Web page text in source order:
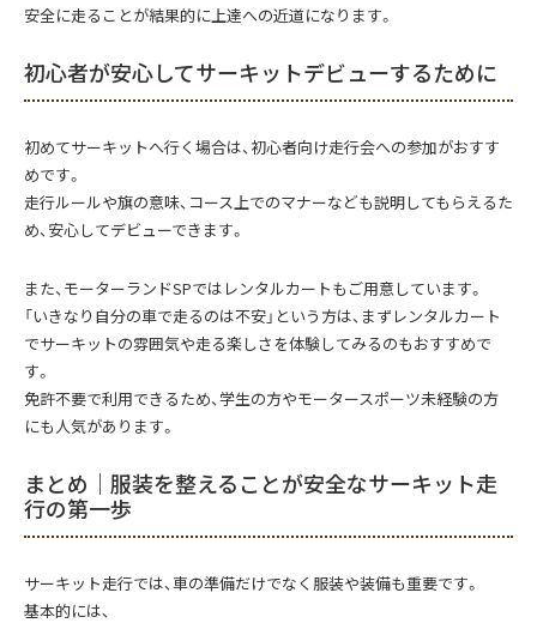
安全に走ることが結果的に上達への近道になります。
初心者が安心してサーキットデビューするために
初めてサーキットへ行く場合は、初心者向け走行会への参加がおすす
めです。
走行ルールや旗の意味、コース上でのマナーなども説明してもらえるた
め、安心してデビューできます。
また、モーターランドSPではレンタルカートもご用意しています。
「いきなり自分の車で走るのは不安」という方は、まずレンタルカート
でサーキットの雰囲気や走る楽しさを体験してみるのもおすすめで
す。
免許不要で利用できるため、学生の方やモータースポーツ未経験の方
にも人気があります。
まとめ｜服装を整えることが安全なサーキット走
行の第一歩
サーキット走行では、車の準備だけでなく服装や装備も重要です。
基本的には、